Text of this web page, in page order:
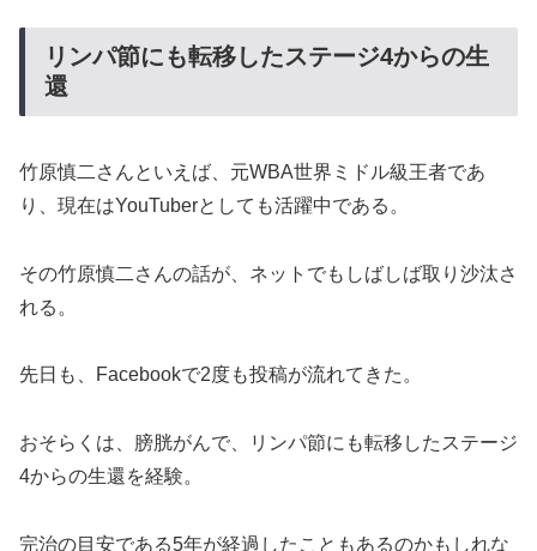
リンパ節にも転移したステージ4からの生
還
竹原慎二さんといえば、元WBA世界ミドル級王者であ
り、現在はYouTuberとしても活躍中である。
その竹原慎二さんの話が、ネットでもしばしば取り沙汰さ
れる。
先日も、Facebookで2度も投稿が流れてきた。
おそらくは、膀胱がんで、リンパ節にも転移したステージ
4からの生還を経験。
完治の目安である5年が経過したこともあるのかもしれな